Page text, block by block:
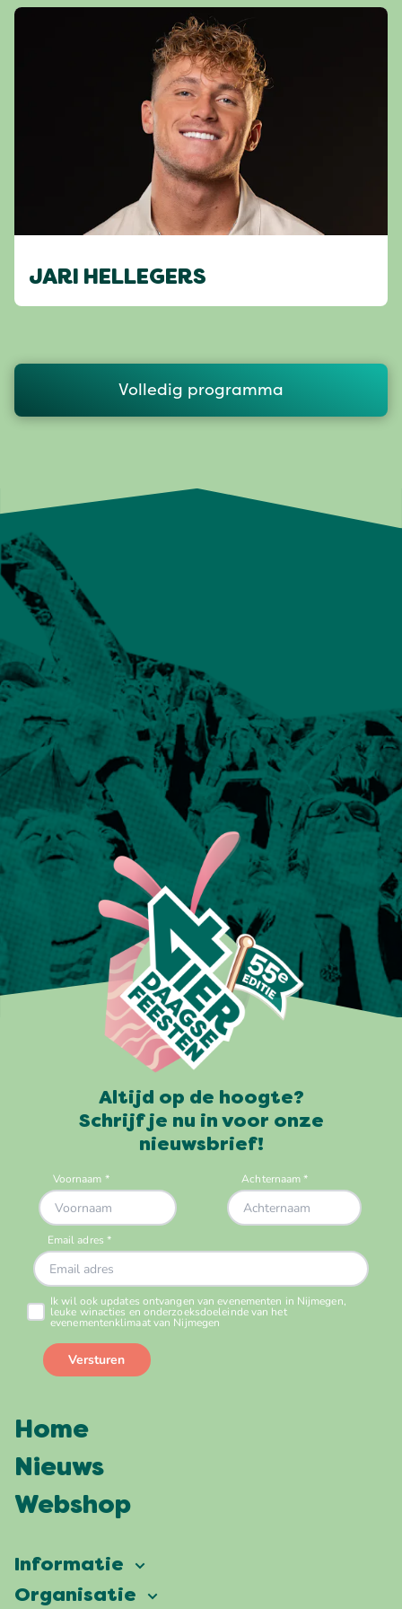
JARI HELLEGERS
Volledig programma
Altijd op de hoogte?
Schrijf je nu in voor onze
nieuwsbrief!
Home
Nieuws
Webshop
Informatie
Vierdaagsefeesten
Organisatie